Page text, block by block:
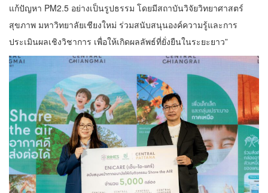
แก้ปัญหา PM2.5 อย่างเป็นรูปธรรม โดยมีสถาบันวิจัยวิทยาศาสตร์
สุขภาพ มหาวิทยาลัยเชียงใหม่ ร่วมสนับสนุนองค์ความรู้และการ
ประเมินผลเชิงวิชาการ เพื่อให้เกิดผลลัพธ์ที่ยั่งยืนในระยะยาว”